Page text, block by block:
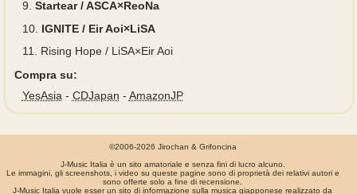
9. Startear / ASCA×ReoNa
10. IGNITE / Eir Aoi×LiSA
11. Rising Hope / LiSA×Eir Aoi
Compra su:
YesAsia- CDJapan - AmazonJP
©2006-2026 Jirochan & Grifoncina
J-Music Italia è un sito amatoriale e senza fini di lucro alcuno.
Le immagini, gli screenshots, i video su queste pagine sono di proprietà dei relativi autori e
sono offerte solo a fine di recensione.
J-Music Italia vuole esser un sito di informazione sulla musica giapponese realizzato da